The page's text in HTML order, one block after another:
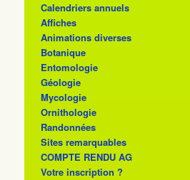
Calendriers annuels
Affiches
Animations diverses
Botanique
Entomologie
Géologie
Mycologie
Ornithologie
Randonnées
Sites remarquables
COMPTE RENDU AG
Votre inscription ?